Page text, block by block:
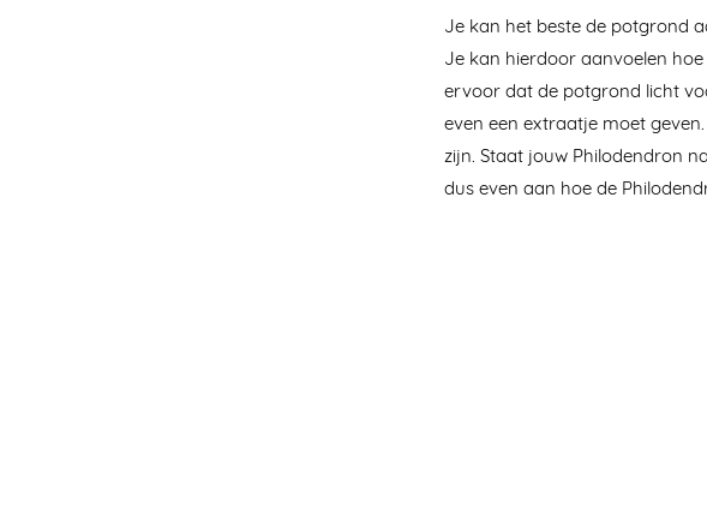
Je kan het beste de potgrond
Je kan hierdoor aanvoelen
ervoor dat de potgrond licht
even een extraatje moet
zijn. Staat jouw Philodendron
dus even aan hoe de